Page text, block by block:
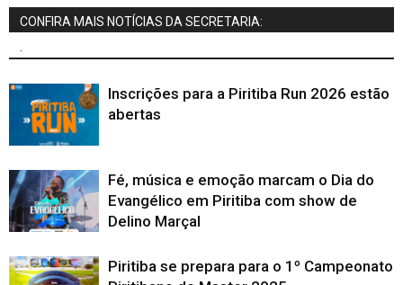
CONFIRA MAIS NOTÍCIAS DA SECRETARIA:
Inscrições para a Piritiba Run 2026 estão
abertas
Fé, música e emoção marcam o Dia do
Evangélico em Piritiba com show de
Delino Marçal
Piritiba se prepara para o 1º Campeonato